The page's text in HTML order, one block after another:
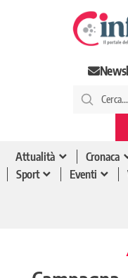
Attualità Cronaca
Sport
Eventi